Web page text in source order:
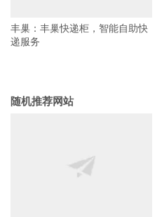
丰巢：丰巢快递柜，智能自助快
递服务
随机推荐网站